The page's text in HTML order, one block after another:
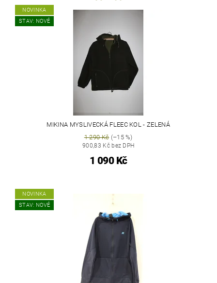
NOVINKA
STAV: NOVÉ
MIKINA MYSLIVECKÁ FLEEC KOL - ZELENÁ
1 290 Kč(–15 %)
900,83 Kč bez DPH
1 090 Kč
NOVINKA
STAV: NOVÉ